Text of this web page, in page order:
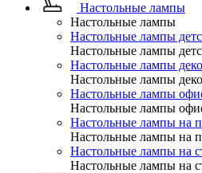
Настольные лампы
Настольные лампы
Настольные лампы
Настольные лампы
Настольные лампы
Настольные лампы
Настольные лампы
Настольные лампы
Настольные лампы на
Настольные лампы на
Настольные лампы на
Настольные лампы на